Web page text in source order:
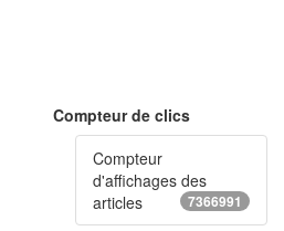
Compteur de clics
Compteur
d'affichages des
articles
7366991